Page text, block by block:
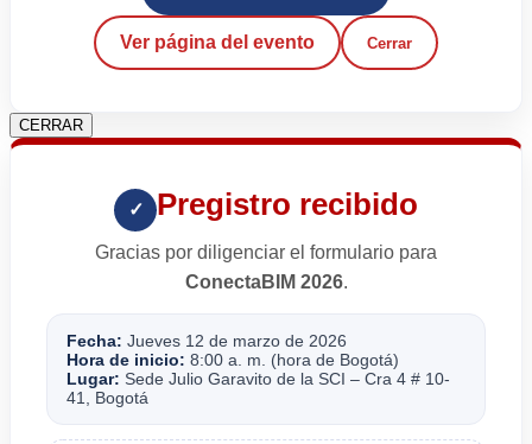
Ver página del evento Cerrar
CERRAR
✓ Pregistro recibido
Gracias por diligenciar el formulario para
ConectaBIM 2026.
Fecha: Jueves 12 de marzo de 2026
Hora de inicio: 8:00 a. m. (hora de Bogotá)
Lugar: Sede Julio Garavito de la SCI – Cra 4 # 10-
41, Bogotá